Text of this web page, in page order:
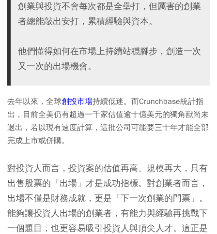
創業與投資不會每次都是全壘打，但厲害的創業
者總能敲出安打，累積經驗與資本。
他們懂得如何在市場上持續站穩腳步，創造一次
又一次的出場機會。
去年以來，全球創投市場持續低迷。而Crunchbase統計指
出，目前全美仍有超過一千家估值逾十億美元的獨角獸尚未
退出，若以現有速度計算，這批公司可能要三十年才能全部
完成上市或併購。
對投資人而言，投資案的估值再高、規模再大，只有
出售股票的「出場」才是成功指標。對創業者而言，
出場不僅是財務成就，更是「下一次創業的門票」。
能夠讓投資人出場的創業者，有能力與經驗再挑戰下
一個題目，也更容易吸引投資人與頂尖人才。這正是